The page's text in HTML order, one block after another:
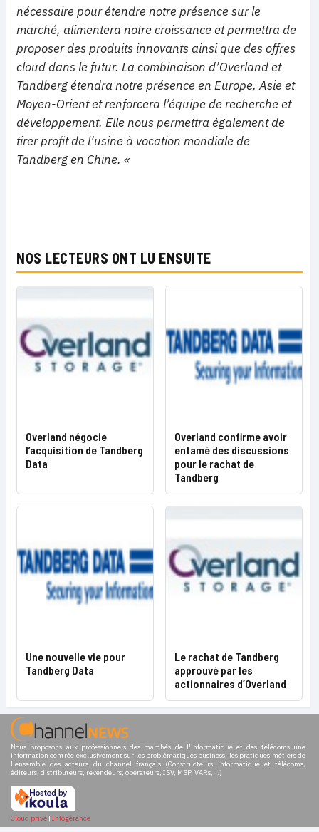
nécessaire pour étendre notre présence sur le
marché, alimentera notre croissance et permettra de
proposer des produits innovants ainsi que des offres
cloud dans le futur. La combinaison d’Overland et
Tandberg étendra notre présence en Europe, Asie et
Moyen-Orient et renforcera l’équipe de recherche et
développement. Elle nous permettra également de
tirer profit de l’usine à vocation mondiale de
Tandberg en Chine. «
NOS LECTEURS ONT LU ENSUITE
Overland négocie
l’acquisition de Tandberg
Data
Overland confirme avoir
entamé des discussions
pour le rachat de
Tandberg
Une nouvelle vie pour
Tandberg Data
Le rachat de Tandberg
approuvé par les
actionnaires d’Overland
Nous proposons aux professionnels des marchés de l'informatique et des télécoms une
information centrée exclusivement sur les problématiques business, les pratiques métiers de
l'ensemble des acteurs du channel français (Constructeurs informatique et télécoms,
éditeurs, distributeurs, revendeurs, opérateurs, ISV, MSP, VARs,...)
Cloud privé | Infogérance